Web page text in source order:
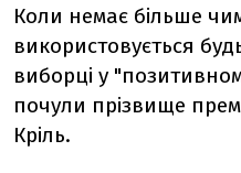
Коли немає більше
використовується
виборці у
почули прізвище
Кріль.